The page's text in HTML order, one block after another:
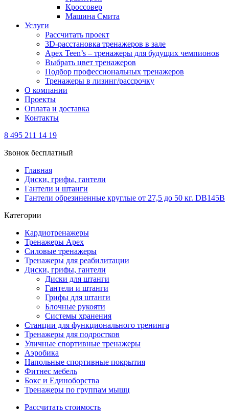
Кроссовер
Машина Смита
Услуги
Рассчитать проект
3D-расстановка тренажеров в зале
Apex Teen’s – тренажеры для будущих чемпионов
Выбрать цвет тренажеров
Подбор профессиональных тренажеров
Тренажеры в лизинг/рассрочку
О компании
Проекты
Оплата и доставка
Контакты
8 495 211 14 19
Звонок бесплатный
Главная
Диски, грифы, гантели
Гантели и штанги
Гантели обрезиненные круглые от 27,5 до 50 кг. DB145B
Категории
Кардиотренажеры
Тренажеры Apex
Силовые тренажеры
Тренажеры для реабилитации
Диски, грифы, гантели
Диски для штанги
Гантели и штанги
Грифы для штанги
Блочные рукояти
Системы хранения
Станции для функционального тренинга
Тренажеры для подростков
Уличные спортивные тренажеры
Аэробика
Напольные спортивные покрытия
Фитнес мебель
Бокс и Единоборства
Тренажеры по группам мышц
Рассчитать стоимость